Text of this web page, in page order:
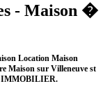
- Maison �
Location Maison
Maison sur Villeneuve st
IMMOBILIER.